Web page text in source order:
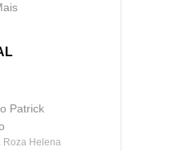
Patrick
Roza Helena